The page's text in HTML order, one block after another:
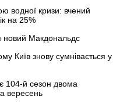
водної кризи: вчений
на 25%
новий Макдональдс
Київ знову сумнівається у
104-й сезон двома
вересень